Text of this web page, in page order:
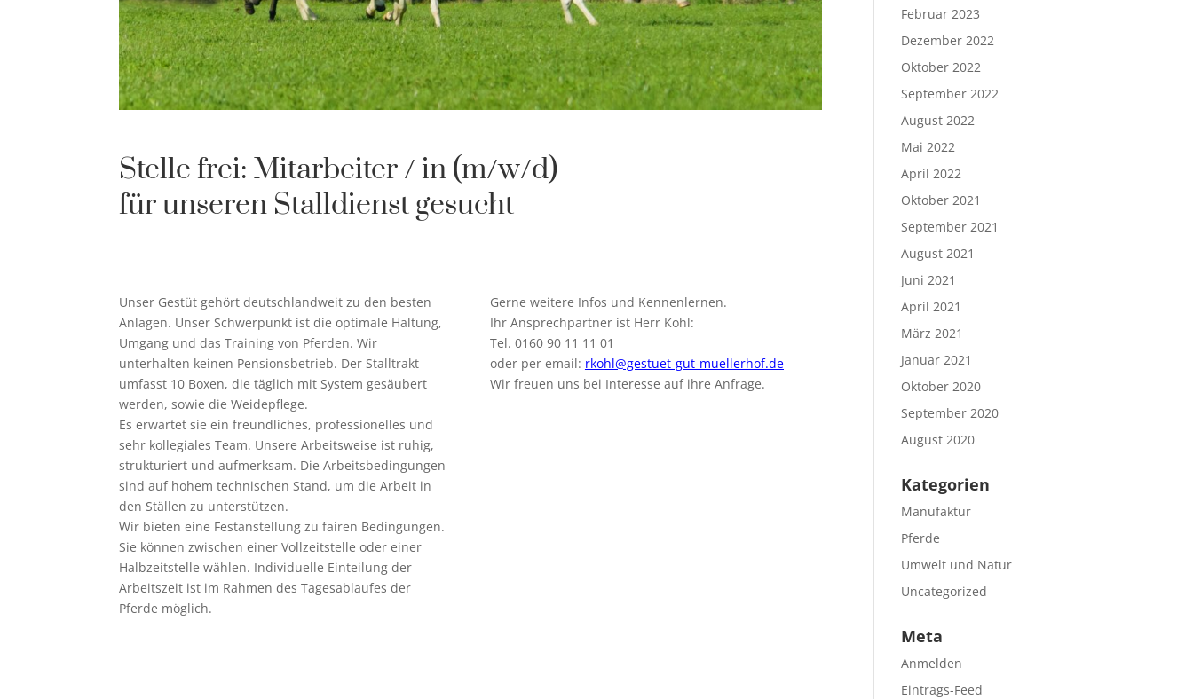
Stelle frei: Mitarbeiter / in (m/w/d)
für unseren Stalldienst gesucht
Unser Gestüt gehört deutschlandweit zu den besten
Anlagen. Unser Schwerpunkt ist die optimale Haltung,
Umgang und das Training von Pferden. Wir
unterhalten keinen Pensionsbetrieb. Der Stalltrakt
umfasst 10 Boxen, die täglich mit System gesäubert
werden, sowie die Weidepflege.
Eserwartet sie ein freundliches, professionelles und
sehr kollegiales Team. Unsere Arbeitsweise ist ruhig,
strukturiert und aufmerksam. Die Arbeitsbedingungen
sind auf hohem technischen Stand, um die Arbeit in
den Ställen zu unterstützen.
Wir bieten eine Festanstellung zu fairen Bedingungen.
Sie können zwischen einer Vollzeitstelle oder einer
Halbzeitstelle wählen. Individuelle Einteilung der
Arbeitszeit ist im Rahmen des Tagesablaufes der
Pferde möglich.
Gerne weitere Infos und Kennenlernen.
Ihr Ansprechpartner ist Herr Kohl:
Tel. 0160 90 11 11 01
oder per email: rkohl@gestuet-gut-muellerhof.de
Wir freuen uns bei Interesse auf ihre Anfrage.
Februar 2023
Dezember 2022
Oktober 2022
September 2022
August 2022
Mai 2022
April 2022
Oktober 2021
September 2021
August 2021
Juni 2021
April 2021
März 2021
Januar 2021
Oktober 2020
September 2020
August 2020
Kategorien
Manufaktur
Pferde
Umwelt und Natur
Uncategorized
Meta
Anmelden
Eintrags-Feed